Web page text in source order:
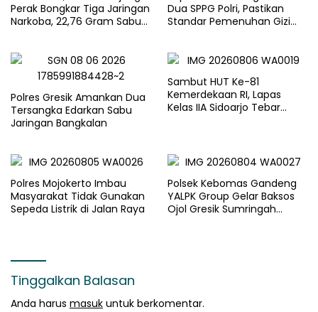
Perak Bongkar Tiga Jaringan
Narkoba, 22,76 Gram Sabu
Dua SPPG Polri, Pastikan
Standar Pemenuhan Gizi
Polres Gresik Amankan Dua
Tersangka Edarkan Sabu
Jaringan Bangkalan
Sambut HUT Ke-81
Kemerdekaan RI, Lapas
Kelas IIA Sidoarjo Tebar
Polres Mojokerto Imbau
Masyarakat Tidak Gunakan
Sepeda Listrik di Jalan Raya
Polsek Kebomas Gandeng
YALPK Group Gelar Baksos
Ojol Gresik Sumringah
Tinggalkan Balasan
Anda harus masuk untuk berkomentar.